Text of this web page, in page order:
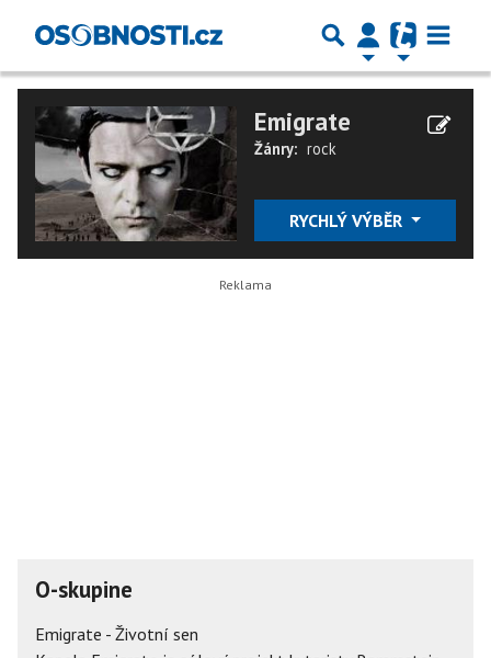
Emigrate
Žánry: rock
RYCHLÝ VÝBĚR
O-skupine
Emigrate - Životní sen